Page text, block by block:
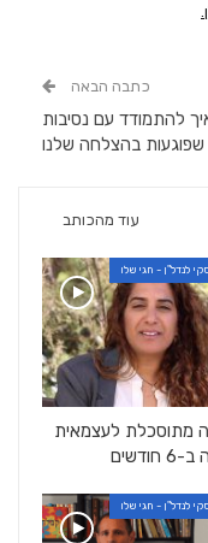
כתבה הבאה
להתמודד עם נסיבות
בהצלחה שלנו
עוד מהכותב
לנדל"ן - חגי שלו
מתוסכלת לעצמאית
לנדל"ן - חגי שלו